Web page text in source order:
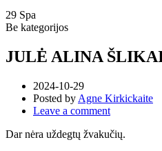
29 Spa
Be kategorijos
JULĖ ALINA
2024-10-29
Posted by Agne Kirkickaite
Leave a comment
Dar nėra uždegtų žvakučių.